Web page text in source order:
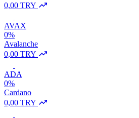
0,00 TRY
AVAX
0%
Avalanche
0,00 TRY
ADA
0%
Cardano
0,00 TRY